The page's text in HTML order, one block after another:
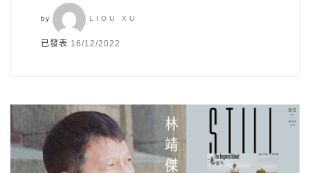
by LIOU XU
已發表 16/12/2022